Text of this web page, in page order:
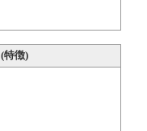
特徴)